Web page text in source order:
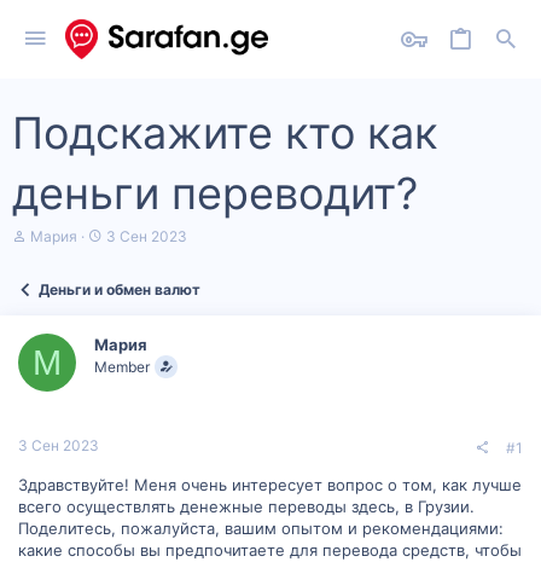
Подскажите кто как
деньги переводит?
А
т
е
м
ы
Мария
Д
а
ч
а
3 Сен 2023
Деньги и обмен валют
М Мария
Member
3 Сен 2023 #1
Здравствуйте! Меня очень интересует вопрос о том, как лучше
всего осуществлять денежные переводы здесь, в Грузии.
Поделитесь, пожалуйста, вашим опытом и рекомендациями:
какие способы вы предпочитаете для перевода средств, чтобы